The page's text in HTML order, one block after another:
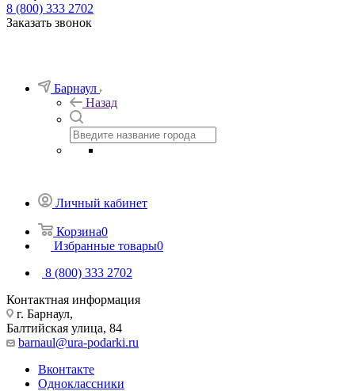
8 (800) 333 2702
Заказать звонок
Барнаул
Назад
Личный кабинет
Корзина0
Избранные товары0
8 (800) 333 2702
Контактная информация
г. Барнаул,
Балтийская улица, 84
barnaul@ura-podarki.ru
Вконтакте
Одноклассники